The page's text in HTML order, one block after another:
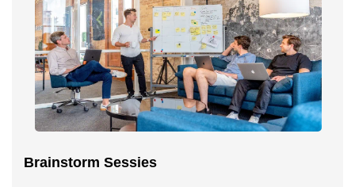
Brainstorm Sessies